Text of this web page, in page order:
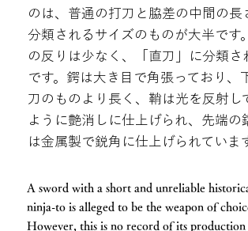
のは、普通の打刀と脇差の中間の長
分類されるサイズのものが大半です
の反りは少なく、「直刀」に分類さ
です。鍔は大き目で角張っており、
刀のものより長く、鞘は光を反射し
ように艶消しに仕上げられ、先端の
は金属製で鋭角に仕上げられていま
A sword with a short and unreliable
ninja-to is alleged to be the weapon of
However, this is no record of its